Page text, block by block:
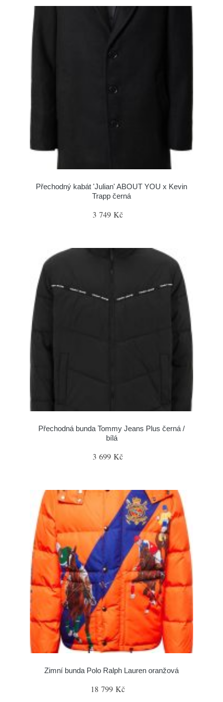
Přechodný kabát 'Julian' ABOUT YOU x Kevin
Trapp černá
3 749 Kč
Přechodná bunda Tommy Jeans Plus černá /
bílá
3 699 Kč
Zimní bunda Polo Ralph Lauren oranžová
18 799 Kč